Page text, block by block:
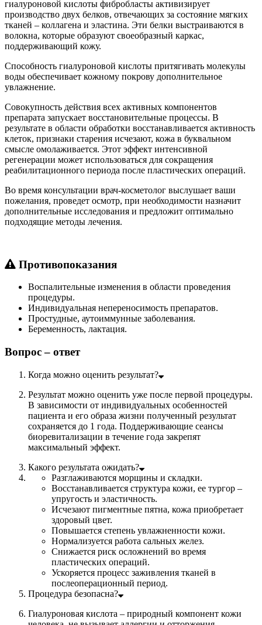
гиалуроновой кислоты фибробласты активизирует
производство двух белков, отвечающих за состояние мягких
тканей – коллагена и эластина. Эти белки выстраиваются в
волокна, которые образуют своеобразный каркас,
поддерживающий кожу.
Способность гиалуроновой кислоты притягивать молекулы
воды обеспечивает кожному покрову дополнительное
увлажнение.
Совокупность действия всех активных компонентов
препарата запускает восстановительные процессы. В
результате в области обработки восстанавливается активность
клеток, признаки старения исчезают, кожа в буквальном
смысле омолаживается. Этот эффект интенсивной
регенерации может использоваться для сокращения
реабилитационного периода после пластических операций.
Во время консультации врач-косметолог выслушает ваши
пожелания, проведет осмотр, при необходимости назначит
дополнительные исследования и предложит оптимально
подходящие методы лечения.
Противопоказания
Воспалительные изменения в области проведения
процедуры.
Индивидуальная непереносимость препаратов.
Простудные, аутоиммунные заболевания.
Беременность, лактация.
Вопрос – ответ
Когда можно оценить результат?
Результат можно оценить уже после первой процедуры.
В зависимости от индивидуальных особенностей
пациента и его образа жизни полученный результат
сохраняется до 1 года. Поддерживающие сеансы
биоревитализации в течение года закрепят
максимальный эффект.
Какого результата ожидать?
Разглаживаются морщины и складки.
Восстанавливается структура кожи, ее тургор –
упругость и эластичность.
Исчезают пигментные пятна, кожа приобретает
здоровый цвет.
Повышается степень увлажненности кожи.
Нормализуется работа сальных желез.
Снижается риск осложнений во время
пластических операций.
Ускоряется процесс заживления тканей в
послеоперационный период.
Процедура безопасна?
Гиалуроновая кислота – природный компонент кожи